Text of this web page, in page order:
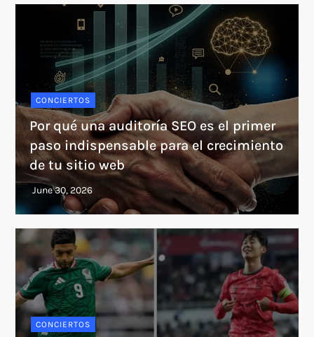
CONCIERTOS
Por qué una auditoría SEO es el primer
paso indispensable para el crecimiento
de tu sitio web
CONCIERTOS